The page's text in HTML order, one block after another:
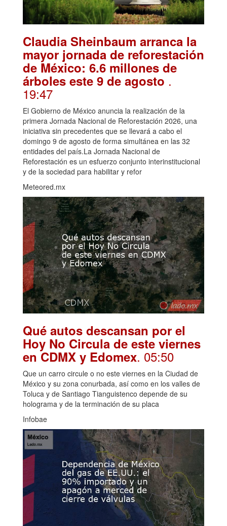
Claudia Sheinbaum arranca la
mayor jornada de reforestación
de México: 6.6 millones de
árboles este 9 de agosto .
19:47
El Gobierno de México anuncia la realización de la
primera Jornada Nacional de Reforestación 2026, una
iniciativa sin precedentes que se llevará a cabo el
domingo 9 de agosto de forma simultánea en las 32
entidades del país.La Jornada Nacional de
Reforestación es un esfuerzo conjunto interinstitucional
y de la sociedad para habilitar y refor
Meteored.mx
Qué autos descansan por el
Hoy No Circula de este viernes
en CDMX y Edomex. 05:50
Que un carro circule o no este viernes en la Ciudad de
México y su zona conurbada, así como en los valles de
Toluca y de Santiago Tianguistenco depende de su
holograma y de la terminación de su placa
Infobae